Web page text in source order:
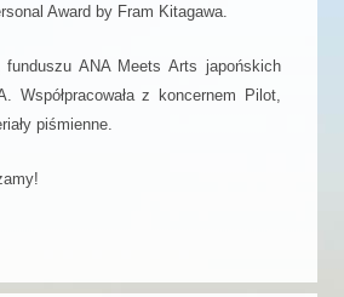
Award by Fram Kitagawa.
funduszu ANA Meets Arts japońskich
Współpracowała z koncernem Pilot,
piśmienne.